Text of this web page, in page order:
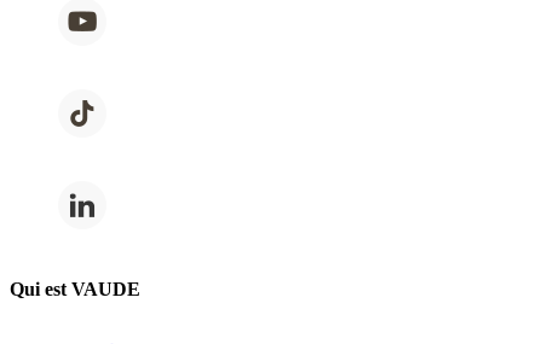
Qui est VAUDE